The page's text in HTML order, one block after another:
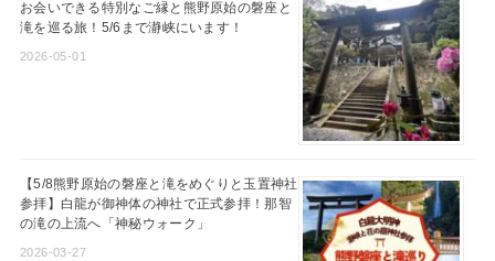
お会いできる特別なご縁と熊野原始の磐座と
滝を巡る旅！5/6まで瀞峡にいます！
2026-05-01
【5/8熊野原始の磐座と滝をめぐりと玉置神社
参拝】白龍が御神体の神社で正式参拝！那智
の滝の上流へ「神秘ウォーク」
2026-03-27